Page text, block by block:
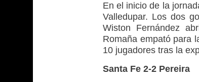
En el inicio de la
Valledupar. Los dos
Wiston Fernández
Romaña empató para
10 jugadores tras la
Santa Fe 2-2 Pereira